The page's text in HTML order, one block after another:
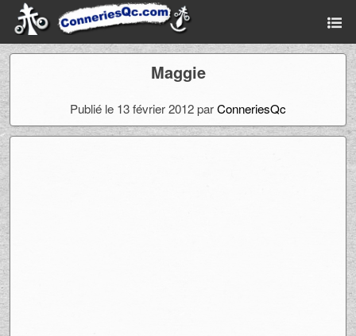
Maggie
Publié le 13 février 2012 parConneriesQc